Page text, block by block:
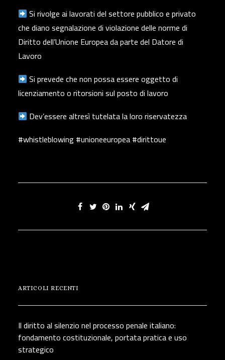
Si rivolge ai lavorati del settore pubblico e privato
che diano segnalazione di violazione delle norme di
Diritto dell’Unione Europea da parte del Datore di
Lavoro
Si prevede che non possa essere oggetto di
licenziamento o ritorsioni sul posto di lavoro
Dev’essere altresì tutelata la loro riservatezza
#whistleblowing #unioneeuropea #dirittoue
ARTICOLI RECENTI
Il diritto al silenzio nel processo penale italiano:
fondamento costituzionale, portata pratica e uso
strategico